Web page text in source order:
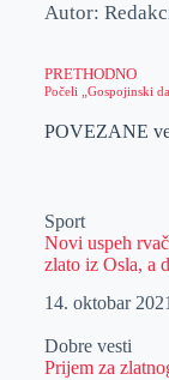
Autor:
PRETHODNO
POVEZANE
Sport
Novi uspeh
zlato iz Osla, a
14. oktobar
Dobre vesti
Prijem za